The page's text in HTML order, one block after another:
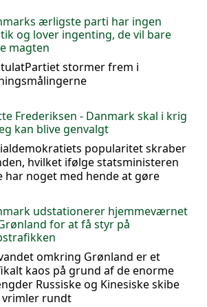
ærligste parti har ingen
og lover ingenting, de vil bare
magten
stormer frem i
Frederiksen - Danmark skal i krig
kan blive genvalgt
popularitet skraber
hvilket ifølge statsministeren
har noget med hende at gøre
udstationerer hjemmeværnet
for at få styr på
omkring Grønland er et
kaos på grund af de enorme
Russiske og Kinesiske skibe
rundt